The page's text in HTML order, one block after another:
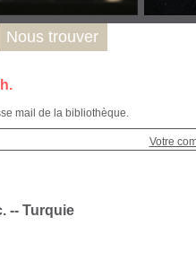
mail de la bibliothèque.
Votre
-- Turquie
Nous trouver